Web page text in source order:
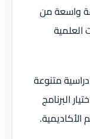
واسعة من
متنوعة
البرنامج